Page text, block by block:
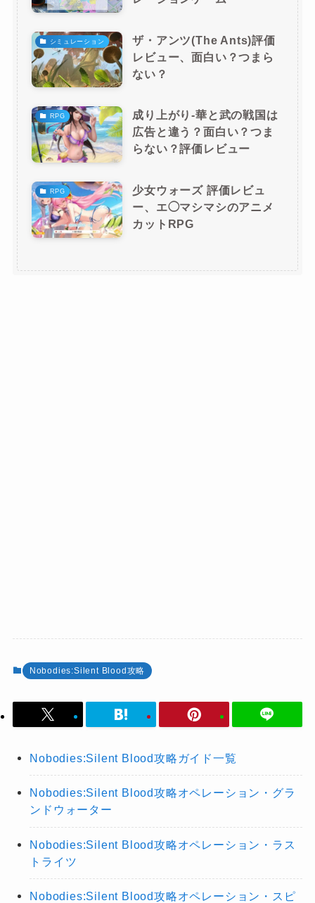
シミュレーション
ザ・アンツ(The Ants)評価
レビュー、面白い？つまら
ない？
RPG
成り上がり-華と武の戦国は
広告と違う？面白い？つま
らない？評価レビュー
RPG
少女ウォーズ 評価レビュ
ー、エ◯マシマシのアニメ
カットRPG
Nobodies:Silent Blood攻略
Nobodies:Silent Blood攻略ガイド一覧
Nobodies:Silent Blood攻略オペレーション・グラ
ンドウォーター
Nobodies:Silent Blood攻略オペレーション・ラス
トライツ
Nobodies:Silent Blood攻略オペレーション・スピ